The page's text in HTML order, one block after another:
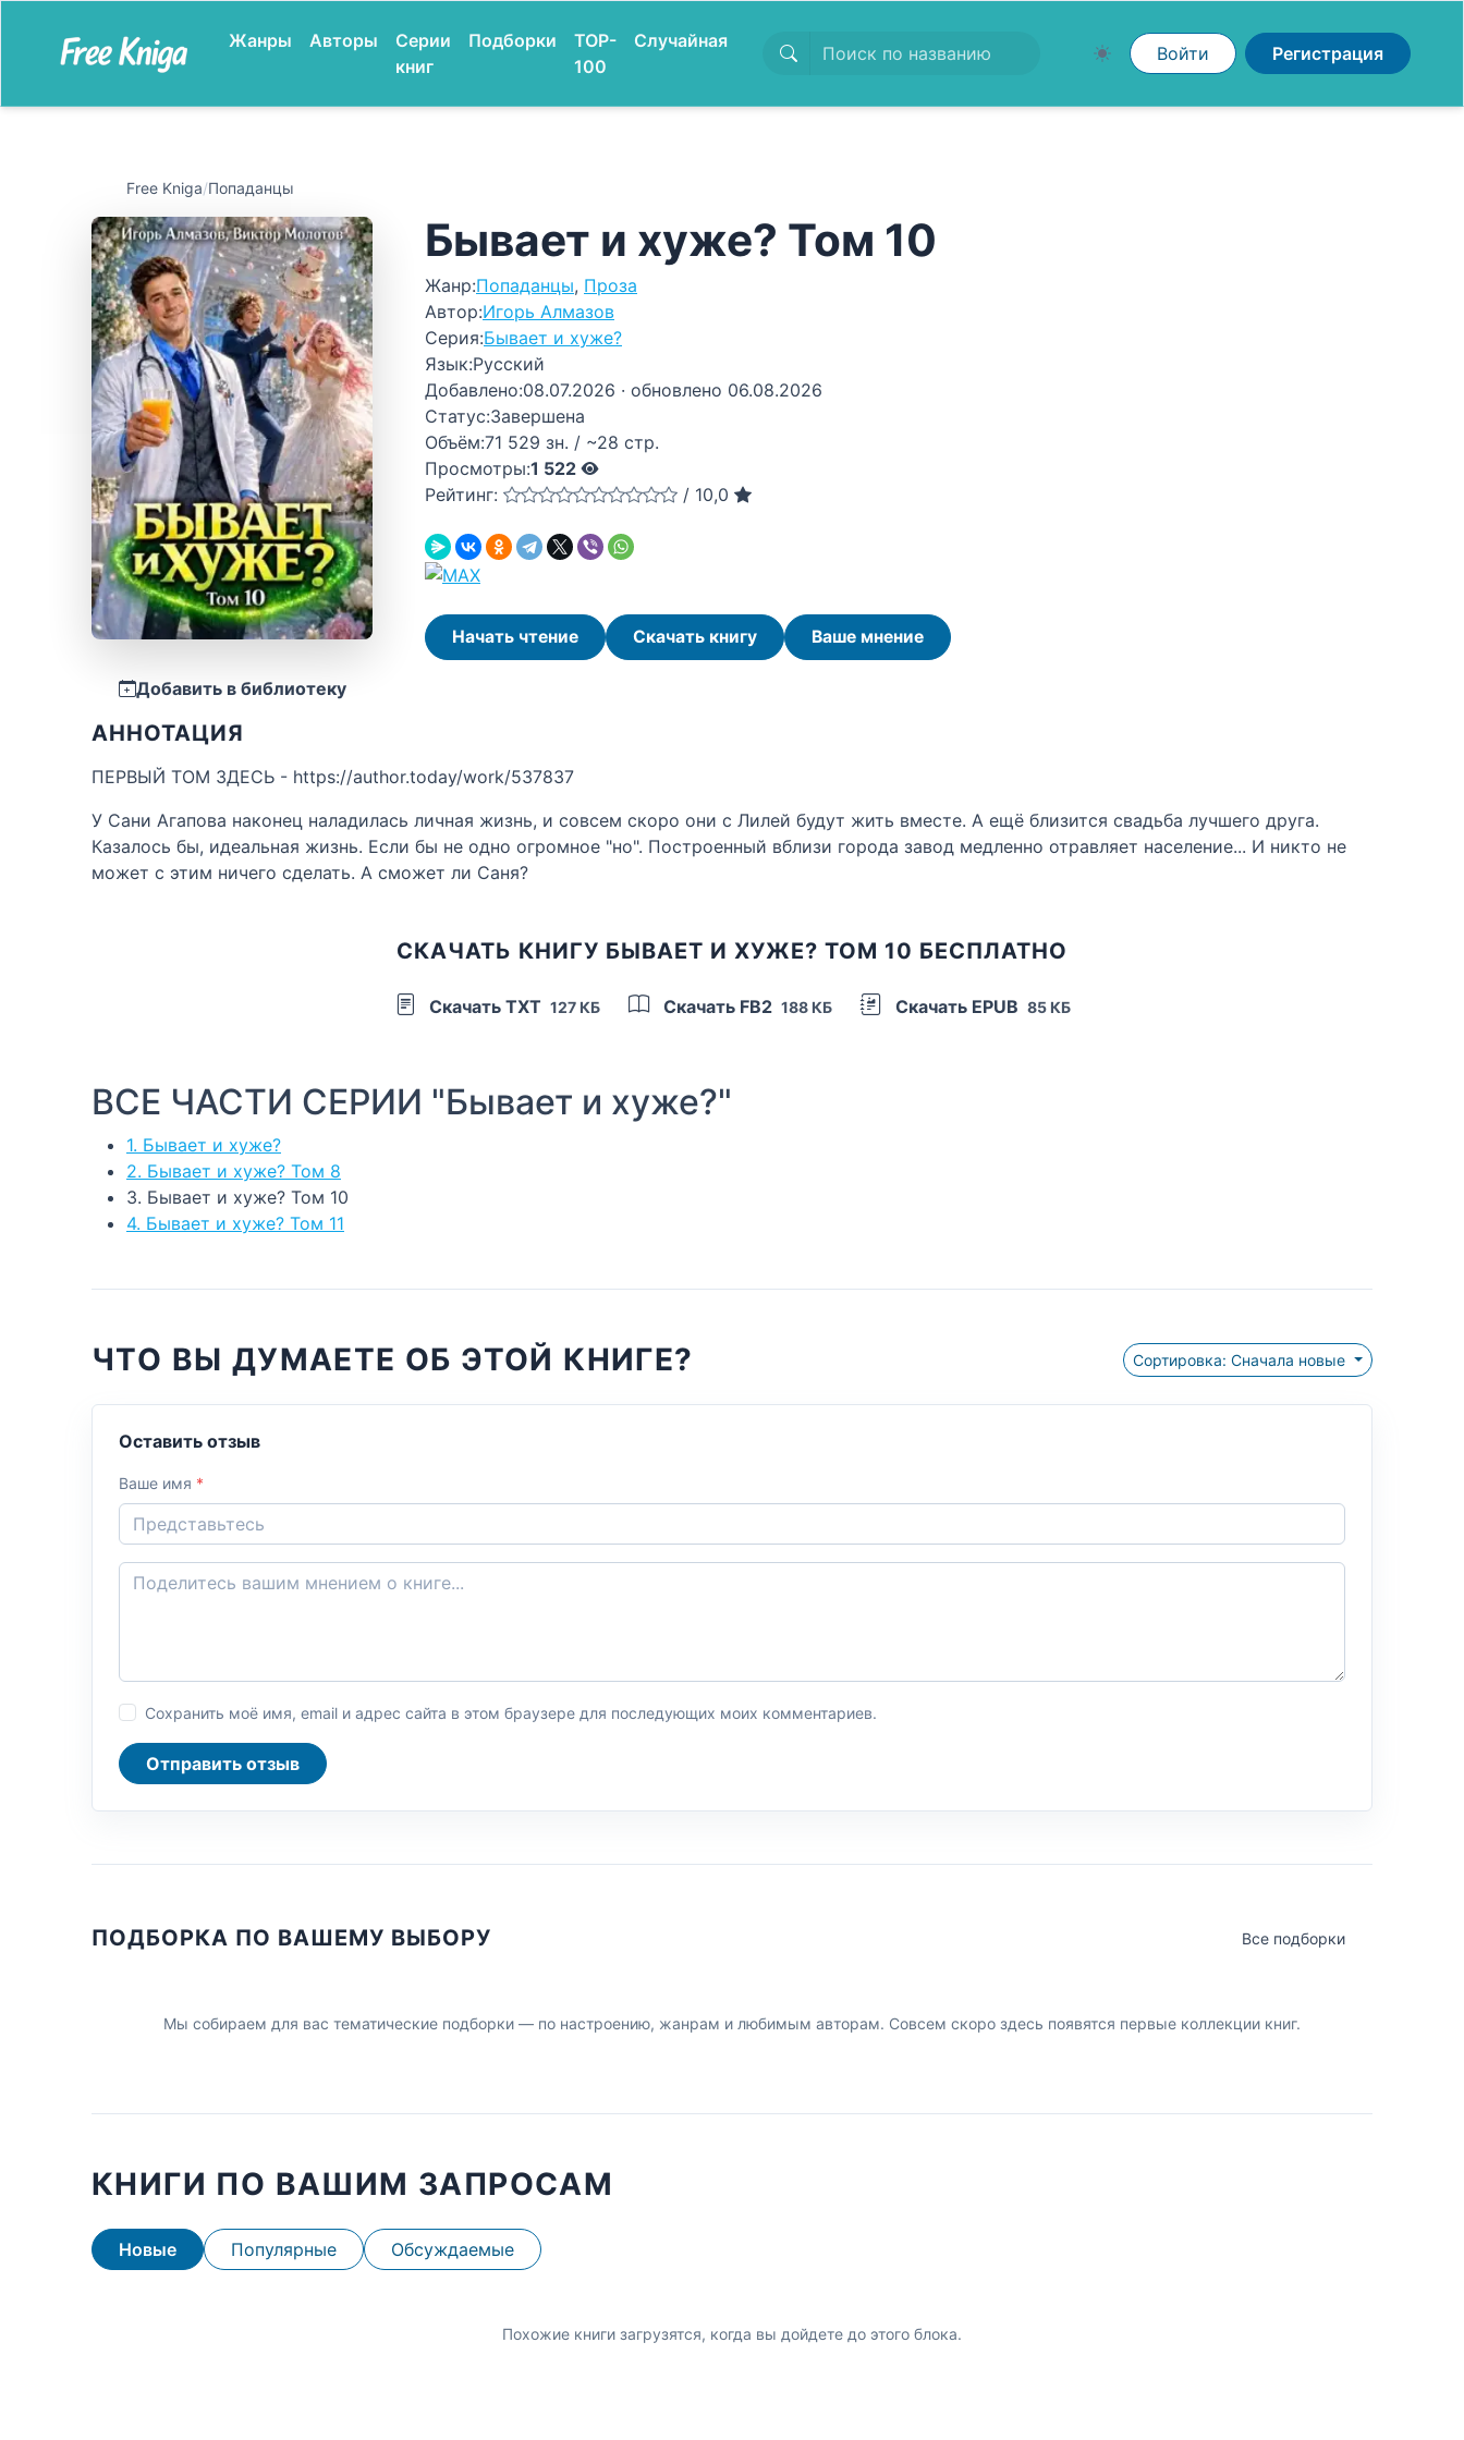
Жанры Авторы
Серии
книг
Подборки
TOP-
100
Случайная
Войти Регистрация
Free Kniga/Попаданцы
Добавить в библиотеку
Бывает и хуже? Том 10
Жанр:Попаданцы, Проза
Автор:Игорь Алмазов
Серия:Бывает и хуже?
Язык:Русский
Добавлено:08.07.2026 · обновлено 06.08.2026
Статус:Завершена
Объём:71 529 зн. / ~28 стр.
Просмотры:1 522
Рейтинг:
/ 10,0
Начать чтение Скачать книгу Ваше мнение
АННОТАЦИЯ
ПЕРВЫЙ ТОМ ЗДЕСЬ - https://author.today/work/537837
У Сани Агапова наконец наладилась личная жизнь, и совсем скоро они с Лилей будут жить вместе. А ещё близится свадьба лучшего друга.
Казалось бы, идеальная жизнь. Если бы не одно огромное "но". Построенный вблизи города завод медленно отравляет население... И никто не
может с этим ничего сделать. А сможет ли Саня?
СКАЧАТЬ КНИГУ БЫВАЕТ И ХУЖЕ? ТОМ 10 БЕСПЛАТНО
Скачать TXT 127 КБ Скачать FB2 188 КБ Скачать EPUB 85 КБ
ВСЕ ЧАСТИ СЕРИИ "Бывает и хуже?"
1. Бывает и хуже?
2. Бывает и хуже? Том 8
3. Бывает и хуже? Том 10
4. Бывает и хуже? Том 11
ЧТО ВЫ ДУМАЕТЕ ОБ ЭТОЙ КНИГЕ? Сортировка: Сначала новые
Оставить отзыв
Ваше имя *
Сохранить моё имя, email и адрес сайта в этом браузере для последующих моих комментариев.
Отправить отзыв
ПОДБОРКА ПО ВАШЕМУ ВЫБОРУ Все подборки
Мы собираем для вас тематические подборки — по настроению, жанрам и любимым авторам. Совсем скоро здесь появятся первые коллекции книг.
КНИГИ ПО ВАШИМ ЗАПРОСАМ
Новые Популярные Обсуждаемые
Похожие книги загрузятся, когда вы дойдете до этого блока.